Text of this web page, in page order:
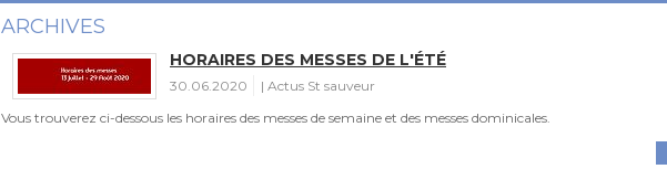
ARCHIVES
HORAIRES DES MESSES DE L'ÉTÉ
30.06.2020
Actus St sauveur
Vous trouverez ci-dessous les horaires des messes de semaine et des messes dominicales.